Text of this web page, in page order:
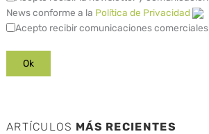
News conforme a la Política de Privacidad
Acepto recibir comunicaciones comerciales
ARTÍCULOS MÁS RECIENTES